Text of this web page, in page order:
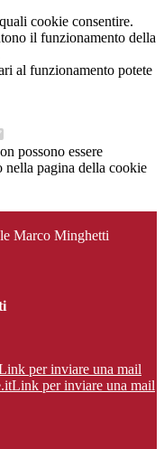
cookie consentire.
il funzionamento della
al funzionamento potete
possono essere
nella pagina della cookie
Marco Minghetti
per inviare una mail
Link per inviare una mail